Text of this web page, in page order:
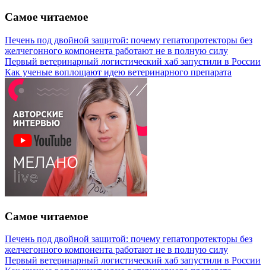
Самое читаемое
Печень под двойной защитой: почему гепатопротекторы без
желчегонного компонента работают не в полную силу
Первый ветеринарный логистический хаб запустили в России
Как ученые воплощают идею ветеринарного препарата
Самое читаемое
Печень под двойной защитой: почему гепатопротекторы без
желчегонного компонента работают не в полную силу
Первый ветеринарный логистический хаб запустили в России